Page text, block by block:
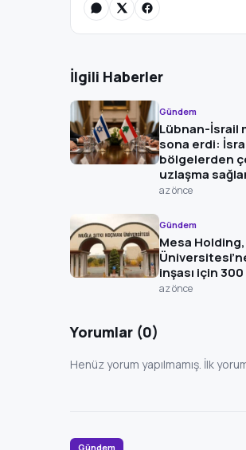
İlgili Haberler
Gündem
Lübnan-İsrail
sona erdi:
bölgelerden
uzlaşma
az önce
Gündem
Mesa Holding,
inşası için
az önce
Yorumlar (0)
Henüz yorum yapılmamış. İlk
Gündem